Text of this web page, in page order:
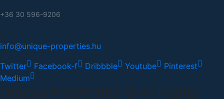
+36 30 596-9206
info@unique-properties.hu
Twitter
Facebook-f Dribbble Youtube
Pinterest
Medium